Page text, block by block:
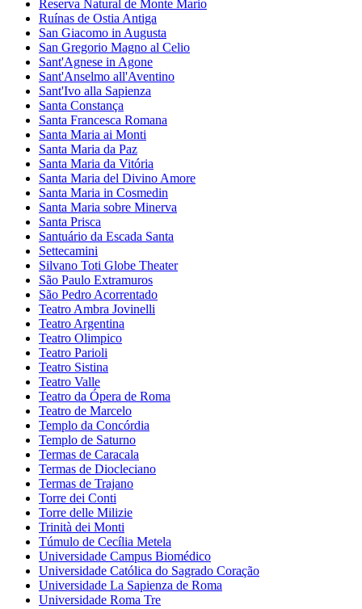
Reserva Natural de Monte Mario
Ruínas de Ostia Antiga
San Giacomo in Augusta
San Gregorio Magno al Celio
Sant'Agnese in Agone
Sant'Anselmo all'Aventino
Sant'Ivo alla Sapienza
Santa Constança
Santa Francesca Romana
Santa Maria ai Monti
Santa Maria da Paz
Santa Maria da Vitória
Santa Maria del Divino Amore
Santa Maria in Cosmedin
Santa Maria sobre Minerva
Santa Prisca
Santuário da Escada Santa
Settecamini
Silvano Toti Globe Theater
São Paulo Extramuros
São Pedro Acorrentado
Teatro Ambra Jovinelli
Teatro Argentina
Teatro Olimpico
Teatro Parioli
Teatro Sistina
Teatro Valle
Teatro da Ópera de Roma
Teatro de Marcelo
Templo da Concórdia
Templo de Saturno
Termas de Caracala
Termas de Diocleciano
Termas de Trajano
Torre dei Conti
Torre delle Milizie
Trinità dei Monti
Túmulo de Cecília Metela
Universidade Campus Biomédico
Universidade Católica do Sagrado Coração
Universidade La Sapienza de Roma
Universidade Roma Tre